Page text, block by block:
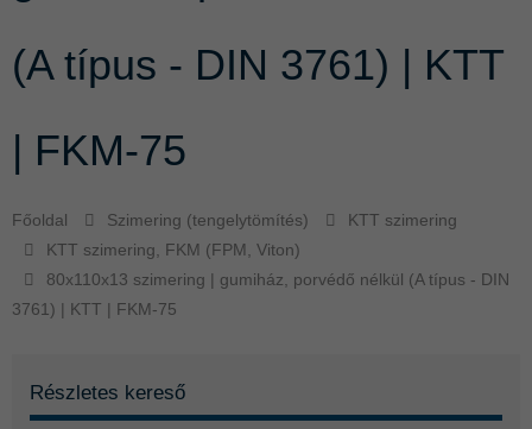
(A típus - DIN 3761) | KTT
| FKM-75
Főoldal Szimering (tengelytömítés)
KTT szimering
KTT szimering, FKM (FPM, Viton)
80x110x13 szimering | gumiház, porvédő nélkül (A típus - DIN
3761) | KTT | FKM-75
Részletes kereső